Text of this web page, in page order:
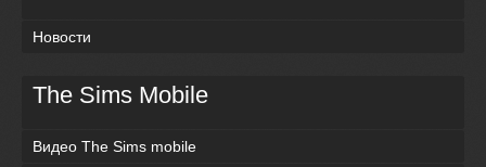
Новости
The Sims Mobile
Видео The Sims mobile